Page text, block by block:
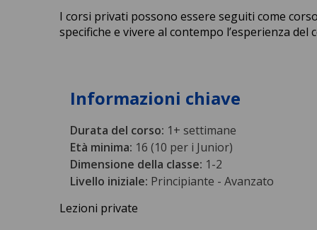
I corsi privati possono essere seguiti come
specifiche e vivere al contempo l’esperienza del
Informazioni chiave
Durata del corso: 1+ settimane
Età minima: 16 (10 per i Junior)
Dimensione della classe: 1-2
Livello iniziale: Principiante - Avanzato
Lezioni private